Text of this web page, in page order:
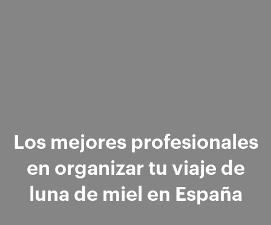
Los mejores profesionales
en organizar tu viaje de
luna de miel en España